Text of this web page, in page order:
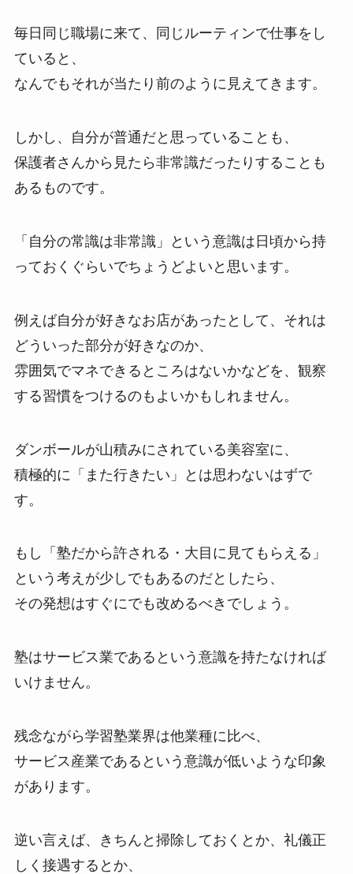
毎日同じ職場に来て、同じルーティンで仕事をし
ていると、
なんでもそれが当たり前のように見えてきます。
しかし、自分が普通だと思っていることも、
保護者さんから見たら非常識だったりすることも
あるものです。
「自分の常識は非常識」という意識は日頃から持
っておくぐらいでちょうどよいと思います。
例えば自分が好きなお店があったとして、それは
どういった部分が好きなのか、
雰囲気でマネできるところはないかなどを、観察
する習慣をつけるのもよいかもしれません。
ダンボールが山積みにされている美容室に、
積極的に「また行きたい」とは思わないはずで
す。
もし「塾だから許される・大目に見てもらえる」
という考えが少しでもあるのだとしたら、
その発想はすぐにでも改めるべきでしょう。
塾はサービス業であるという意識を持たなければ
いけません。
残念ながら学習塾業界は他業種に比べ、
サービス産業であるという意識が低いような印象
があります。
逆い言えば、きちんと掃除しておくとか、礼儀正
しく接遇するとか、